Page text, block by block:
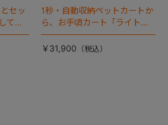
セッ
ても
型犬
1秒・自動収納ペットカートか
ら、お手頃カート「ライト」
が登場！
￥31,900